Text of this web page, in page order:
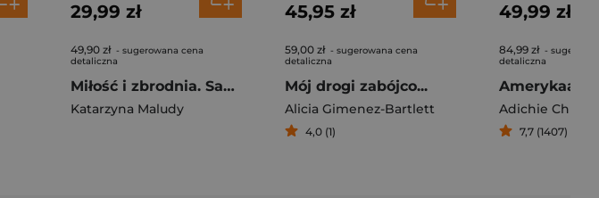
29,99 zł
49,90 zł - sugerowana cena
detaliczna
Miłość i zbrodnia. Saga warszawska. Tom 8
Katarzyna Maludy
45,95 zł
59,00 zł - sugerowana cena
detaliczna
Mój drogi zabójco...
Alicia Gimenez-Bartlett
4,0 (1)
49,99 zł
84,99 zł -
detaliczna
Amerykaana
7,7 (1407)